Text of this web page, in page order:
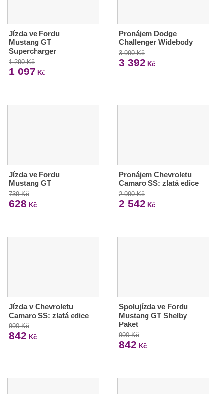
Jízda ve Fordu
Mustang GT
Supercharger
1 290 Kč
1 097 Kč
Pronájem Dodge
Challenger Widebody
3 990 Kč
3 392 Kč
Jízda ve Fordu
Mustang GT
739 Kč
628 Kč
Pronájem Chevroletu
Camaro SS: zlatá edice
2 990 Kč
2 542 Kč
Jízda v Chevroletu
Camaro SS: zlatá edice
990 Kč
842 Kč
Spolujízda ve Fordu
Mustang GT Shelby
Paket
990 Kč
842 Kč